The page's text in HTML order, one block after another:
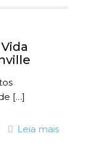
[…]
Leia mais